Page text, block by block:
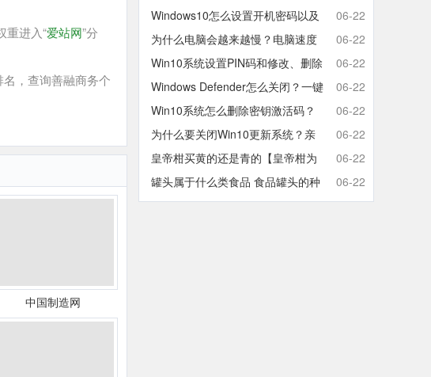
重进入“爱站网”分
，查询善融商务个
中国制造网
比
统不激活可以使用吗？会卡吗？
Windows10怎么设置开机密码以及
取消开机密码的方法
06-22
为什么电脑会越来越慢？电脑速度
慢的原因分析及终极解决方法
06-22
Win10系统设置PIN码和修改、删除
取消PIN码的方法
06-22
Windows Defender怎么关闭？一键
彻底关闭Windows Defender方法
06-22
Win10系统怎么删除密钥激活码？
Win10卸载激活密钥的操作方法
06-22
为什么要关闭Win10更新系统？亲
测有效的Win10关闭自动更新方法
06-22
皇帝柑买黄的还是青的【皇帝柑为
什么青的还那么甜】
06-22
罐头属于什么类食品 食品罐头的种
类有哪些
06-22